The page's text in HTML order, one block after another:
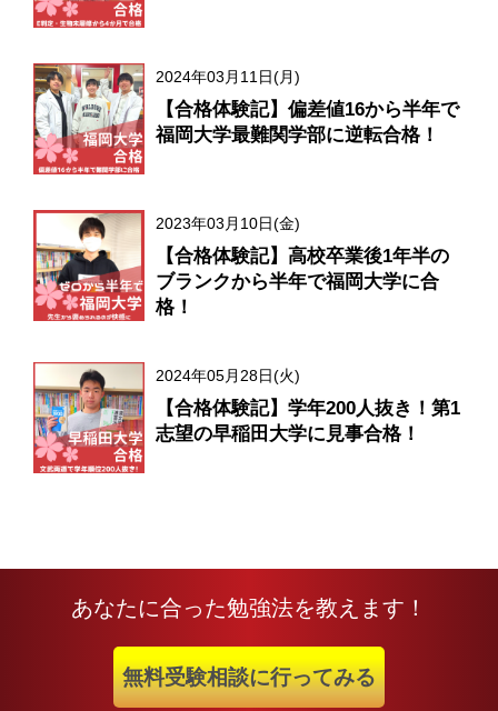
2024年03月11日(月)
【合格体験記】偏差値16から半年で
福岡大学最難関学部に逆転合格！
2023年03月10日(金)
【合格体験記】高校卒業後1年半の
ブランクから半年で福岡大学に合
格！
2024年05月28日(火)
【合格体験記】学年200人抜き！第1
志望の早稲田大学に見事合格！
あなたに合った勉強法を教えます！
無料受験相談に行ってみる